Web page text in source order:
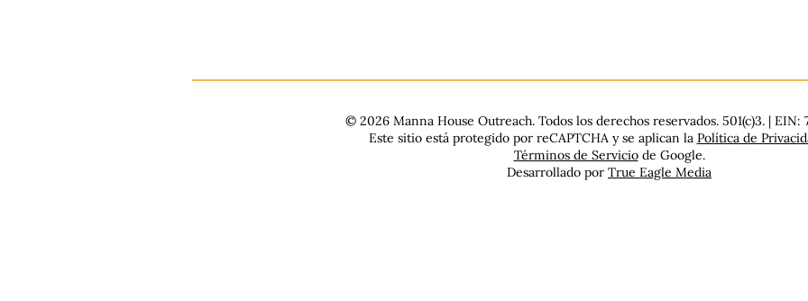
© 2026 Manna House Outreach. Todos los derechos reservados. 501(c)3. | EIN:
Este sitio está protegido por reCAPTCHA y se aplican la Política de
Términos de Serviciode Google.
Desarrollado por True Eagle Media